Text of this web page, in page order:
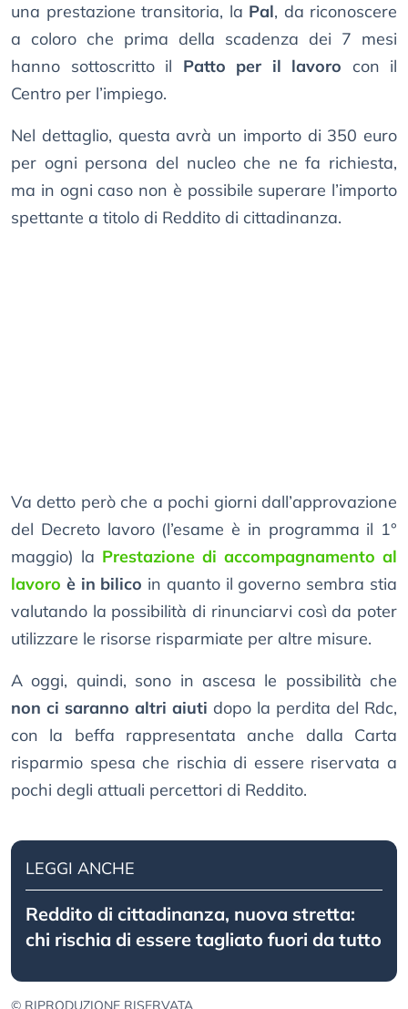
una prestazione transitoria, la Pal, da riconoscere
a coloro che prima della scadenza dei 7 mesi
hanno sottoscritto il Patto per il lavoro con il
Centro per l’impiego.
Nel dettaglio, questa avrà un importo di 350 euro
per ogni persona del nucleo che ne fa richiesta,
ma in ogni caso non è possibile superare l’importo
spettante a titolo di Reddito di cittadinanza.
Va detto però che a pochi giorni dall’approvazione
del Decreto lavoro (l’esame è in programma il 1°
maggio) la Prestazione di accompagnamento al
lavoro è in bilico in quanto il governo sembra stia
valutando la possibilità di rinunciarvi così da poter
utilizzare le risorse risparmiate per altre misure.
A oggi, quindi, sono in ascesa le possibilità che
non ci saranno altri aiuti dopo la perdita del Rdc,
con la beffa rappresentata anche dalla Carta
risparmio spesa che rischia di essere riservata a
pochi degli attuali percettori di Reddito.
LEGGI ANCHE
Reddito di cittadinanza, nuova stretta:
chi rischia di essere tagliato fuori da tutto
© RIPRODUZIONE RISERVATA